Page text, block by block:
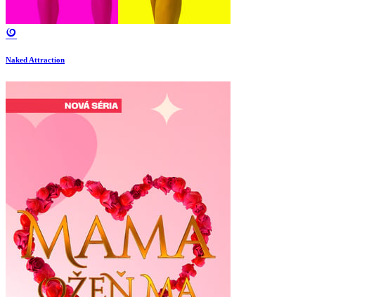
Naked Attraction